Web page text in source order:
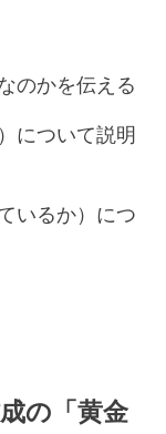
のかを伝える
について説明
いるか）につ
の「黄金